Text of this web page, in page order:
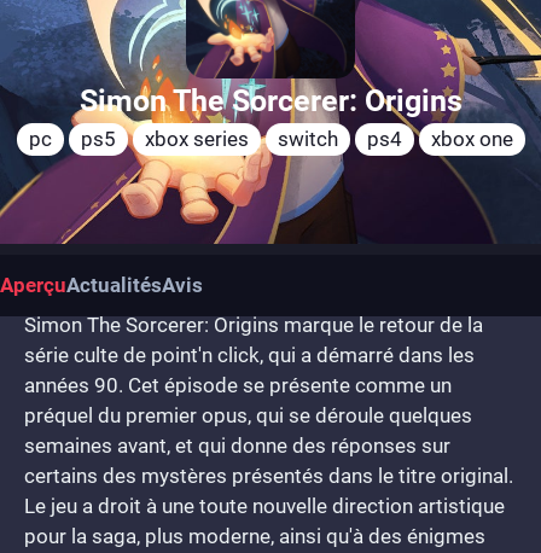
Simon The Sorcerer: Origins
pc ps5 xbox series switch ps4 xbox one
AperçuActualitésAvis
Simon The Sorcerer: Origins marque le retour de la
série culte de point'n click, qui a démarré dans les
années 90. Cet épisode se présente comme un
préquel du premier opus, qui se déroule quelques
semaines avant, et qui donne des réponses sur
certains des mystères présentés dans le titre original.
Le jeu a droit à une toute nouvelle direction artistique
pour la saga, plus moderne, ainsi qu'à des énigmes